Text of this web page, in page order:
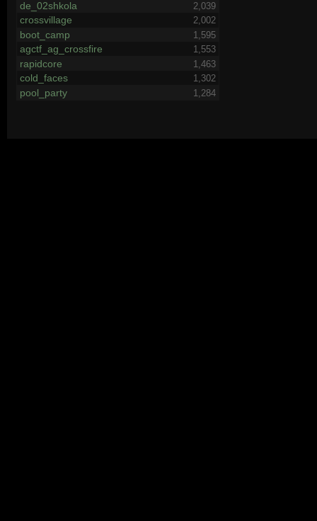
de_02shkola 2,039
crossvillage 2,002
boot_camp 1,595
agctf_ag_crossfire 1,553
rapidcore 1,463
cold_faces 1,302
pool_party 1,284